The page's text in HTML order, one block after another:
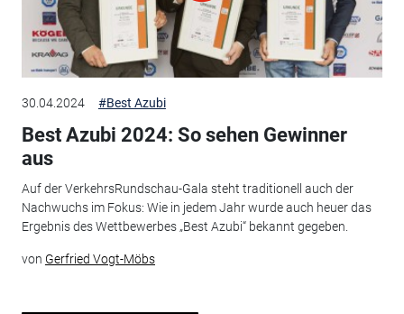
30.04.2024 #Best Azubi
Best Azubi 2024: So sehen Gewinner
aus
Auf der VerkehrsRundschau-Gala steht traditionell auch der
Nachwuchs im Fokus: Wie in jedem Jahr wurde auch heuer das
Ergebnis des Wettbewerbes „Best Azubi“ bekannt gegeben.
von Gerfried Vogt-Möbs